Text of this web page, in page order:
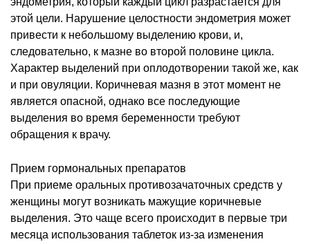
этой цели. Нарушение целостности эндометрия может
привести к небольшому выделению крови, и,
следовательно, к мазне во второй половине цикла.
Характер выделений при оплодотворении такой же, как
и при овуляции. Коричневая мазня в этот момент не
является опасной, однако все последующие
выделения во время беременности требуют
обращения к врачу.
Прием гормональных препаратов
При приеме оральных противозачаточных средств у
женщины могут возникать мажущие коричневые
выделения. Это чаще всего происходит в первые три
месяца использования таблеток из-за изменения